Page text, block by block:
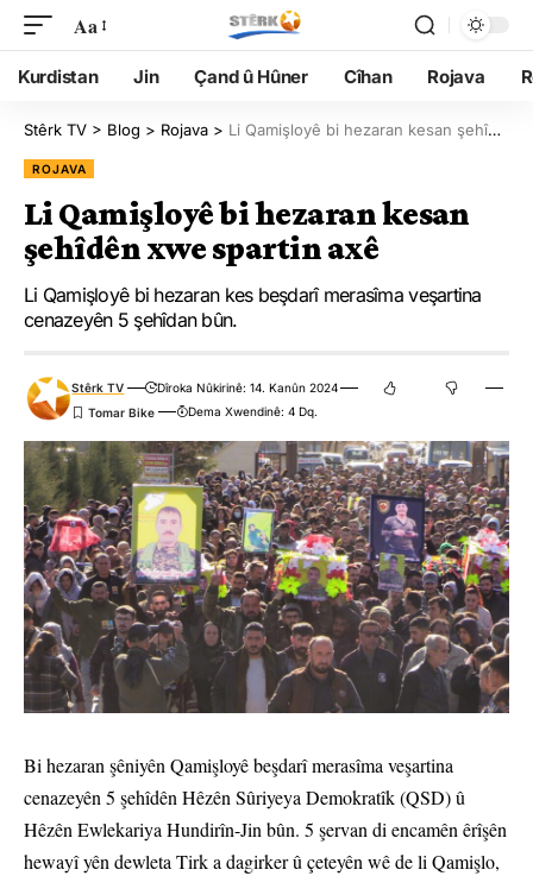
Aa
Kurdistan Jin Çand û Hûner Cîhan Rojava
Stêrk TV > Blog > Rojava > Li Qamişloyê bi hezaran kesan şehîdên xwe spartin axê
ROJAVA
Li Qamişloyê bi hezaran kesan
şehîdên xwe spartin axê
Li Qamişloyê bi hezaran kes beşdarî merasîma veşartina
cenazeyên 5 şehîdan bûn.
Stêrk TV
Dîroka Nûkirinê: 14. Kanûn 2024
Dema Xwendinê: 4 Dq.
Bi hezaran şêniyên Qamişloyê beşdarî merasîma veşartina
cenazeyên 5 şehîdên Hêzên Sûriyeya Demokratîk (QSD) û
Hêzên Ewlekariya Hundirîn-Jin bûn. 5 şervan di encamên êrîşên
hewayî yên dewleta Tirk a dagirker û çeteyên wê de li Qamişlo,